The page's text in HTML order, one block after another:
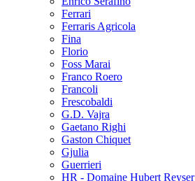
Ferrari
Ferraris Agricola
Fina
Florio
Foss Marai
Franco Roero
Francoli
Frescobaldi
G.D. Vajra
Gaetano Righi
Gaston Chiquet
Gjulia
Guerrieri
HR - Domaine Hubert Reyser